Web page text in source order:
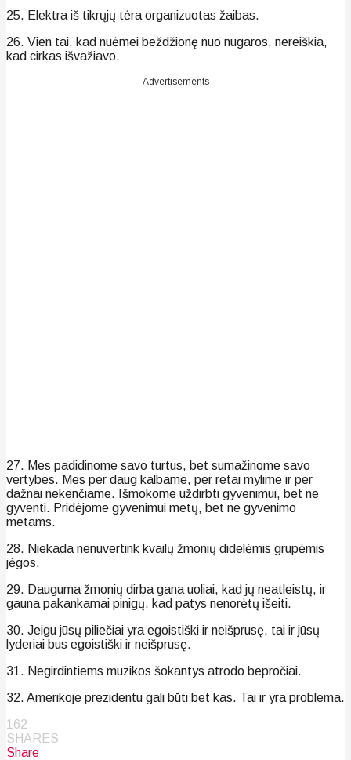
25. Elektra iš tikrųjų tėra organizuotas žaibas.
26. Vien tai, kad nuėmei beždžionę nuo nugaros, nereiškia,
kad cirkas išvažiavo.
Advertisements
27. Mes padidinome savo turtus, bet sumažinome savo
vertybes. Mes per daug kalbame, per retai mylime ir per
dažnai nekenčiame. Išmokome uždirbti gyvenimui, bet ne
gyventi. Pridėjome gyvenimui metų, bet ne gyvenimo
metams.
28. Niekada nenuvertink kvailų žmonių didelėmis grupėmis
jėgos.
29. Dauguma žmonių dirba gana uoliai, kad jų neatleistų, ir
gauna pakankamai pinigų, kad patys nenorėtų išeiti.
30. Jeigu jūsų piliečiai yra egoistiški ir neišprusę, tai ir jūsų
lyderiai bus egoistiški ir neišprusę.
31. Negirdintiems muzikos šokantys atrodo bepročiai.
32. Amerikoje prezidentu gali būti bet kas. Tai ir yra problema.
162
SHARES
Share